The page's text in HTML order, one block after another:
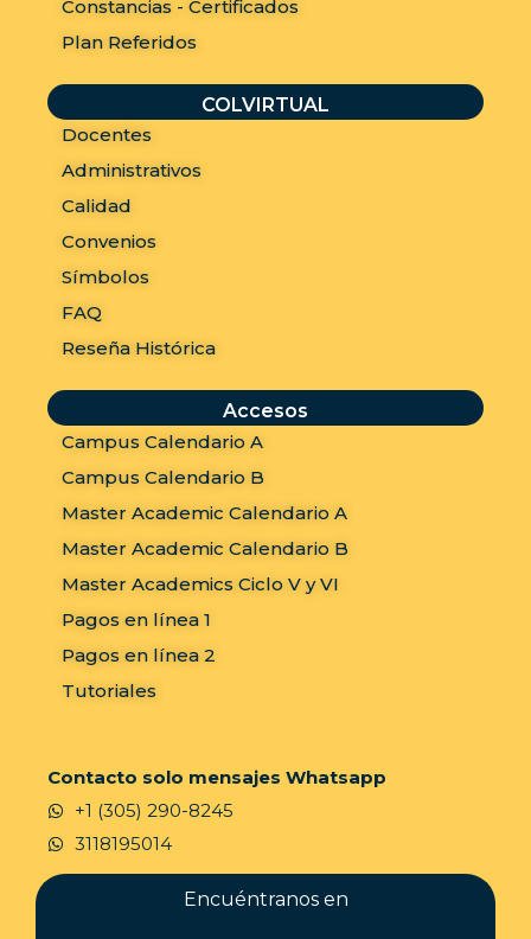
Constancias - Certificados
Plan Referidos
COLVIRTUAL
Docentes
Administrativos
Calidad
Convenios
Símbolos
FAQ
Reseña Histórica
Accesos
Campus Calendario A
Campus Calendario B
Master Academic Calendario A
Master Academic Calendario B
Master Academics Ciclo V y VI
Pagos en línea 1
Pagos en línea 2
Tutoriales
Contacto solo mensajes Whatsapp
+1 (305) 290-8245
3118195014
Encuéntranos en